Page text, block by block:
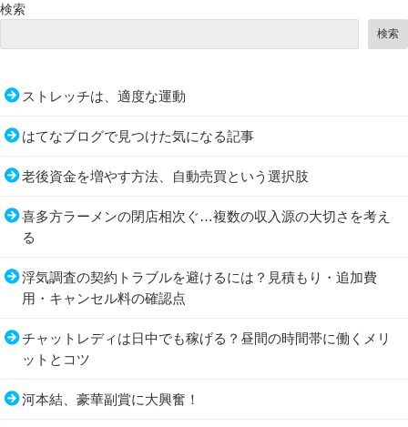
検索
検索
ストレッチは、適度な運動
はてなブログで見つけた気になる記事
老後資金を増やす方法、自動売買という選択肢
喜多方ラーメンの閉店相次ぐ…複数の収入源の大切さを考え
る
浮気調査の契約トラブルを避けるには？見積もり・追加費
用・キャンセル料の確認点
チャットレディは日中でも稼げる？昼間の時間帯に働くメリ
ットとコツ
河本結、豪華副賞に大興奮！